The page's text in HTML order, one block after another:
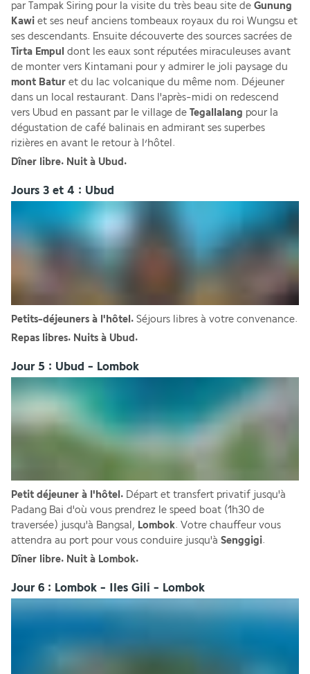
par Tampak Siring pour la visite du très beau site de Gunung
Kawi et ses neuf anciens tombeaux royaux du roi Wungsu et
Tirta Empul dont les eaux sont réputées miraculeuses avant
mont Batur et du lac volcanique du même nom. Déjeuner
dans un local restaurant. Dans l'après-midi on redescend
vers Ubud en passant par le village de Tegallalang pour la
dégustation de café balinais en admirant ses superbes
rizières en avant le retour à l’hôtel.
Dîner libre. Nuit à Ubud.
Jours 3 et 4 : Ubud
Petits-déjeuners à l'hôtel. Séjours libres à votre convenance.
Repas libres. Nuits à Ubud.
Jour 5 : Ubud - Lombok
Petit déjeuner à l'hôtel. Départ et transfert privatif jusqu'à
Padang Bai d'où vous prendrez le speed boat (1h30 de
traversée) jusqu'à Bangsal, Lombok. Votre chauffeur vous
attendra au port pour vous conduire jusqu'à Senggigi.
Dîner libre. Nuit à Lombok.
Jour 6 : Lombok - Iles Gili - Lombok